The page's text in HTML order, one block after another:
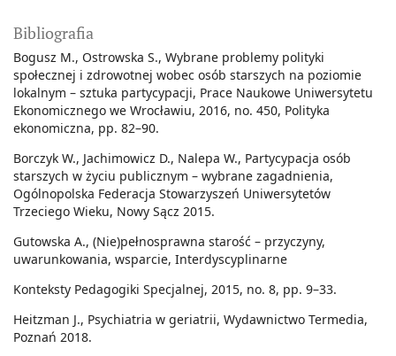
Bibliografia
Bogusz M., Ostrowska S., Wybrane problemy polityki
społecznej i zdrowotnej wobec osób starszych na poziomie
lokalnym – sztuka partycypacji, Prace Naukowe Uniwersytetu
Ekonomicznego we Wrocławiu, 2016, no. 450, Polityka
ekonomiczna, pp. 82–90.
Borczyk W., Jachimowicz D., Nalepa W., Partycypacja osób
starszych w życiu publicznym – wybrane zagadnienia,
Ogólnopolska Federacja Stowarzyszeń Uniwersytetów
Trzeciego Wieku, Nowy Sącz 2015.
Gutowska A., (Nie)pełnosprawna starość – przyczyny,
uwarunkowania, wsparcie, Interdyscyplinarne
Konteksty Pedagogiki Specjalnej, 2015, no. 8, pp. 9–33.
Heitzman J., Psychiatria w geriatrii, Wydawnictwo Termedia,
Poznań 2018.